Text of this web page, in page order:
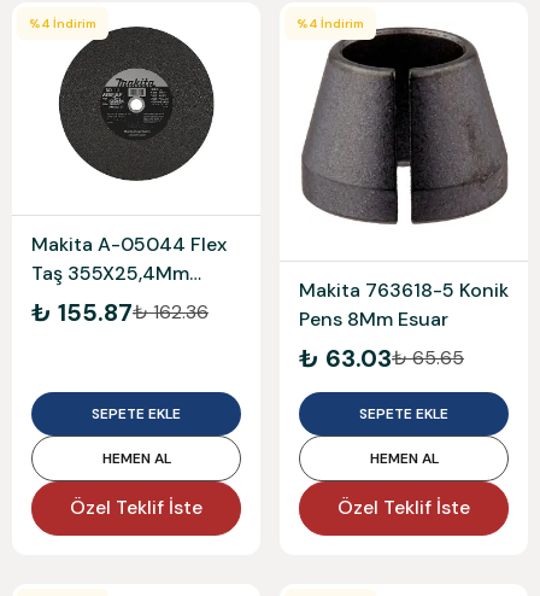
%4 İndirim
Makita A-05044 Flex
Taş 355X25,4Mm
Esuar
₺ 155.87₺ 162.36
SEPETE EKLE
HEMEN AL
Özel Teklif İste
%4 İndirim
Makita 763618-5 Konik
Pens 8Mm Esuar
₺ 63.03₺ 65.65
SEPETE EKLE
HEMEN AL
Özel Teklif İste